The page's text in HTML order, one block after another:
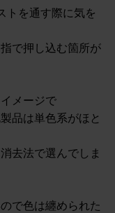
トを通す際に気を
で押し込む箇所が
メージで
品は単色系がほと
去法で選んでしま
で色は纏められた